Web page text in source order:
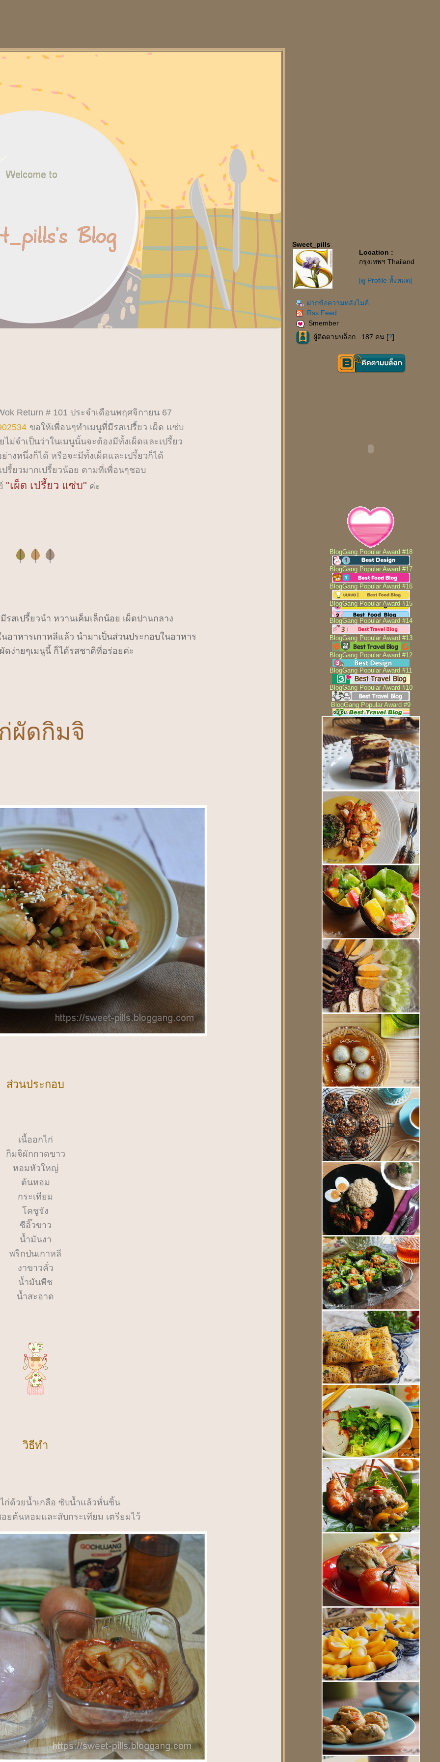
Return # 101 ประจำเดือนพฤศจิกายน 67
ขอให้เพื่อนๆทำเมนูที่มีรสเปรี้ยว เผ็ด แซ่บ
ม่จำเป็นว่าในเมนูนั้นจะต้องมีทั้งเผ็ดและเปรี้ยว
างหนึ่งก็ได้ หรือจะมีทั้งเผ็ดและเปรี้ยวก็ได้
ปรี้ยวมากเปรี้ยวน้อย ตามที่เพื่อนๆชอบ
"เผ็ด เปรี้ยว แซ่บ" ค่ะ
รสเปรี้ยวนำ หวานเค็มเล็กน้อย เผ็ดปานกลาง
อาหารเกาหลีแล้ว นำมาเป็นส่วนประกอบในอาหาร
ดง่ายๆเมนูนี้ ก็ได้รสชาติที่อร่อยค่ะ
ผัดกิมจิ
ส่วนประกอบ
เนื้ออกไก่
กิมจิผักกาดขาว
หอมหัวใหญ่
ต้นหอม
กระเทียม
คชูจัง
ซีอิ๊วขาว
น้ำมันงา
พริกป่นเกาหลี
งาขาวคั่ว
น้ำมันพืช
น้ำสะอาด
วิธีทำ
ก่ด้วยน้ำเกลือ ซับน้ำแล้วหั่นชิ้น
ต้นหอมและสับกระเทียม เตรียมไว้
Sweet_pills
Location :
กรุงเทพฯ Thailand
[ดู Profile ทั้งหมด]
ฝากข้อความหลังไมค์
Rss Feed
Smember
ผู้ติดตามบล็อก : 187 คน [?]
BlogGang Popular Award #18
BlogGang Popular Award #17
BlogGang Popular Award #16
BlogGang Popular Award #15
BlogGang Popular Award #14
BlogGang Popular Award #13
BlogGang Popular Award #12
BlogGang Popular Award #11
BlogGang Popular Award #10
BlogGang Popular Award #9